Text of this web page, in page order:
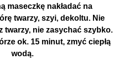
maseczkę nakładać na
twarzy, szyi, dekoltu. Nie
twarzy, nie zasychać szybko.
ok. 15 minut, zmyć ciepłą
wodą.